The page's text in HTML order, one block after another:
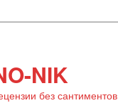
NIK
без сантиментов